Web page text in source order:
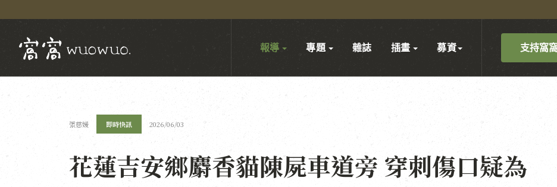
支持窩
報導 專題 雜誌 插畫 募資
張慈媛 即時快訊 2026/06/03
花蓮吉安鄉麝香貓陳屍車道旁 穿刺傷口疑為